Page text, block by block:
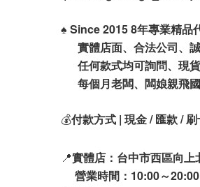
♠️ Since 2015 8年專業精品
實體店面、合法公司、
任何款式均可詢問、現
每個月老闆、闆娘親飛
💰付款方式 | 現金 / 匯款 /
📍實體店：台中市西區向上
營業時間：10:00～20:00